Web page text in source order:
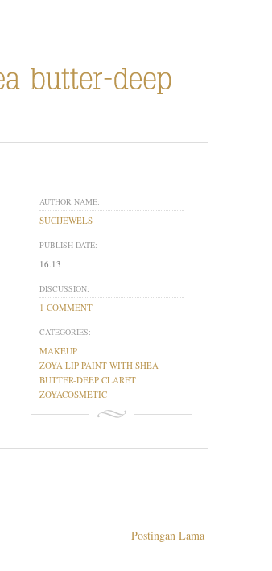
AUTHOR NAME:
SUCIJEWELS
PUBLISH DATE:
16.13
DISCUSSION:
1 COMMENT
CATEGORIES:
MAKEUP
ZOYA LIP PAINT WITH SHEA
BUTTER-DEEP CLARET
ZOYACOSMETIC
Postingan Lama